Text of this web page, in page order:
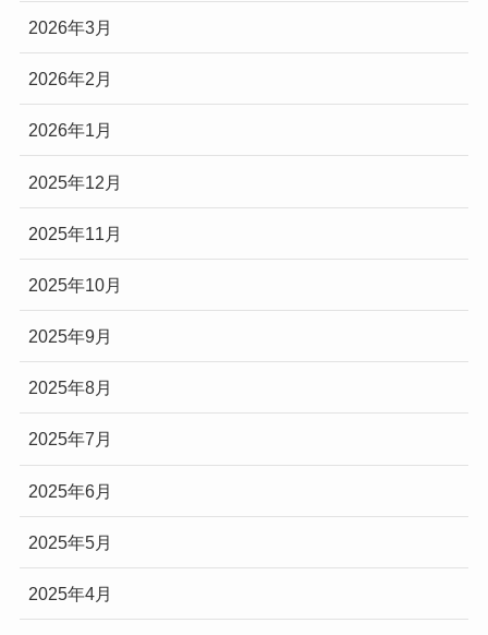
2026年3月
2026年2月
2026年1月
2025年12月
2025年11月
2025年10月
2025年9月
2025年8月
2025年7月
2025年6月
2025年5月
2025年4月